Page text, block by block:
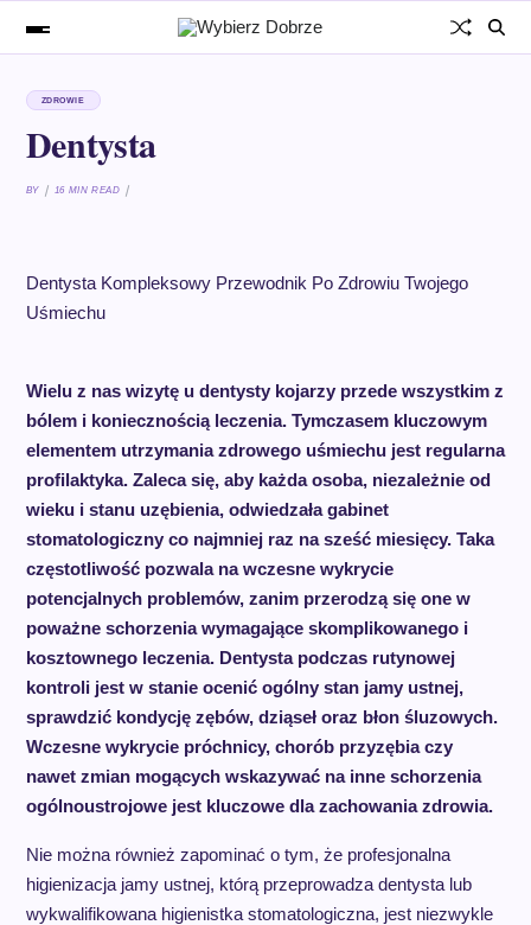
ZDROWIE
Dentysta
BY 16 MIN READ
Dentysta Kompleksowy Przewodnik Po Zdrowiu Twojego
Uśmiechu
Wielu z nas wizytę u dentysty kojarzy przede wszystkim z
bólem i koniecznością leczenia. Tymczasem kluczowym
elementem utrzymania zdrowego uśmiechu jest regularna
profilaktyka. Zaleca się, aby każda osoba, niezależnie od
wieku i stanu uzębienia, odwiedzała gabinet
stomatologiczny co najmniej raz na sześć miesięcy. Taka
częstotliwość pozwala na wczesne wykrycie
potencjalnych problemów, zanim przerodzą się one w
poważne schorzenia wymagające skomplikowanego i
kosztownego leczenia. Dentysta podczas rutynowej
kontroli jest w stanie ocenić ogólny stan jamy ustnej,
sprawdzić kondycję zębów, dziąseł oraz błon śluzowych.
Wczesne wykrycie próchnicy, chorób przyzębia czy
nawet zmian mogących wskazywać na inne schorzenia
ogólnoustrojowe jest kluczowe dla zachowania zdrowia.
Nie można również zapominać o tym, że profesjonalna
higienizacja jamy ustnej, którą przeprowadza dentysta lub
wykwalifikowana higienistka stomatologiczna, jest niezwykle